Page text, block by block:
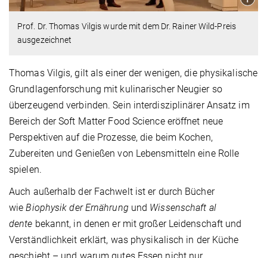
Prof. Dr. Thomas Vilgis wurde mit dem Dr. Rainer Wild-Preis
ausgezeichnet
Thomas Vilgis, gilt als einer der wenigen, die physikalische
Grundlagenforschung mit kulinarischer Neugier so
überzeugend verbinden. Sein interdisziplinärer Ansatz im
Bereich der Soft Matter Food Science eröffnet neue
Perspektiven auf die Prozesse, die beim Kochen,
Zubereiten und Genießen von Lebensmitteln eine Rolle
spielen.
Auch außerhalb der Fachwelt ist er durch Bücher
wieBiophysik der Ernährung und Wissenschaft al
dente bekannt, in denen er mit großer Leidenschaft und
Verständlichkeit erklärt, was physikalisch in der Küche